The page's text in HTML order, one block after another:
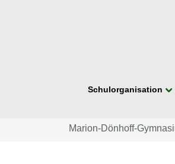
Schulorganisation
Marion-Dönhoff-